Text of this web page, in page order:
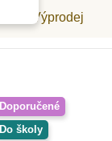
Výprodej
Doporučené
Do školy